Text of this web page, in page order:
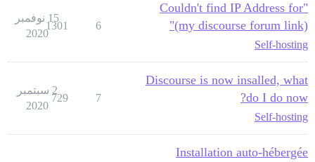
"Couldn't find IP Address for
(my discourse forum link)"
Self-hosting
6
1301
15 نوفمبر
2020
Discourse is now insalled, what
do I do now?
Self-hosting
7
729
2 سبتمبر
2020
Installation auto-hébergée